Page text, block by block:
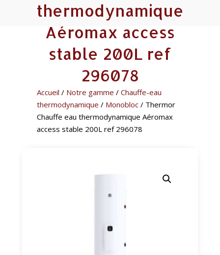
thermodynamique
Aéromax access
stable 200L ref
296078
Accueil / Notre gamme / Chauffe-eau
thermodynamique / Monobloc/ Thermor
Chauffe eau thermodynamique Aéromax
access stable 200L ref 296078